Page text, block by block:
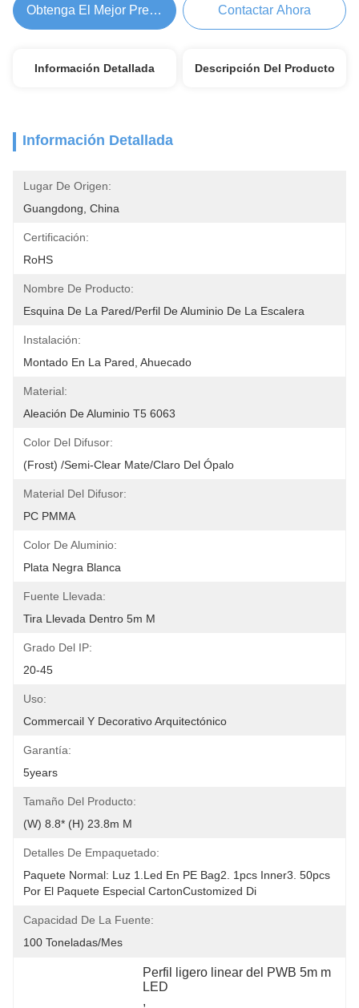
Obtenga El Mejor Precio Contactar Ahora
Información Detallada Descripción Del Producto
Información Detallada
Lugar De Origen:
Guangdong, China
Certificación:
RoHS
Nombre De Producto:
Esquina De La Pared/perfil De Aluminio De La Escalera
Instalación:
Montado En La Pared, Ahuecado
Material:
Aleación De Aluminio T5 6063
Color Del Difusor:
(Frost) /Semi-Clear Mate/claro Del Ópalo
Material Del Difusor:
PC PMMA
Color De Aluminio:
Plata Negra Blanca
Fuente Llevada:
Tira Llevada Dentro 5m M
Grado Del IP:
20-45
Uso:
Commercail Y Decorativo Arquitectónico
Garantía:
5years
Tamaño Del Producto:
(W) 8.8* (H) 23.8m M
Detalles De Empaquetado:
Paquete Normal: Luz 1.led En PE Bag2. 1pcs Inner3. 50pcs
Por El Paquete Especial CartonCustomized Di
Capacidad De La Fuente:
100 Toneladas/mes
Perfil ligero linear del PWB 5m m
LED
,